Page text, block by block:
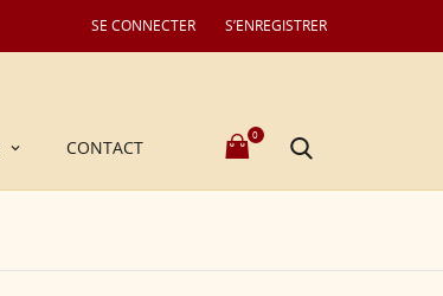
SE CONNECTER S’ENREGISTRER
CONTACT
0